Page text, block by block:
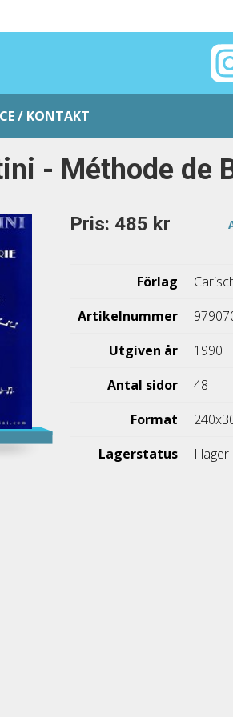
/ KONTAKT
- Méthode de
Pris: 485 kr
Förlag
Artikelnummer
Utgiven år
1990
Antal sidor
48
Format
Lagerstatus
I lager